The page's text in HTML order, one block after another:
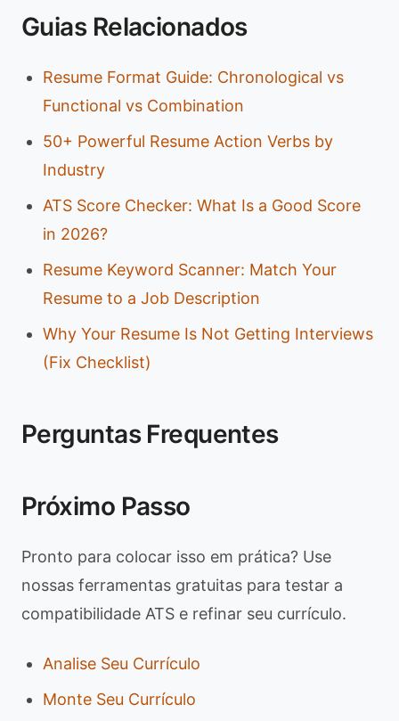
Guias Relacionados
Resume Format Guide: Chronological vs
Functional vs Combination
50+ Powerful Resume Action Verbs by
Industry
ATS Score Checker: What Is a Good Score
in 2026?
Resume Keyword Scanner: Match Your
Resume to a Job Description
Why Your Resume Is Not Getting Interviews
(Fix Checklist)
Perguntas Frequentes
Próximo Passo
Pronto para colocar isso em prática? Use
nossas ferramentas gratuitas para testar a
compatibilidade ATS e refinar seu currículo.
Analise Seu Currículo
Monte Seu Currículo